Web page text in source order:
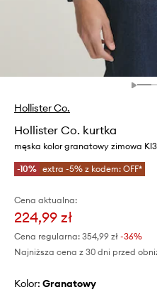
Hollister Co.
Hollister Co. kurtka
męska kolor granatowy zimowa
-10% extra -5% z kodem: OFF*
Cena aktualna:
224,99 zł
Cena regularna: 354,99 zł -36%
Najniższa cena z 30 dni przed
Kolor: granatowy